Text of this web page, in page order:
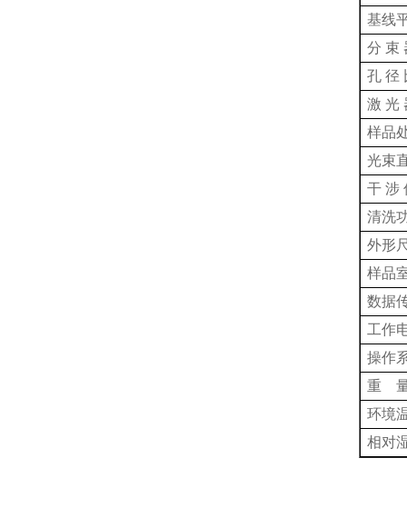
基线
分 束
孔 径
激 光
样品
光束
干 涉
清洗
外形
样品
数据
工作
操作
重
环境
相对